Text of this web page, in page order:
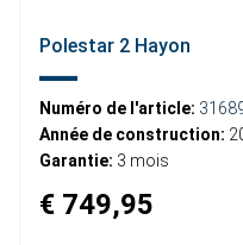
Polestar 2 Hayon
Numéro de l'article:
Année de construction:
Garantie: 3 mois
€ 749,95